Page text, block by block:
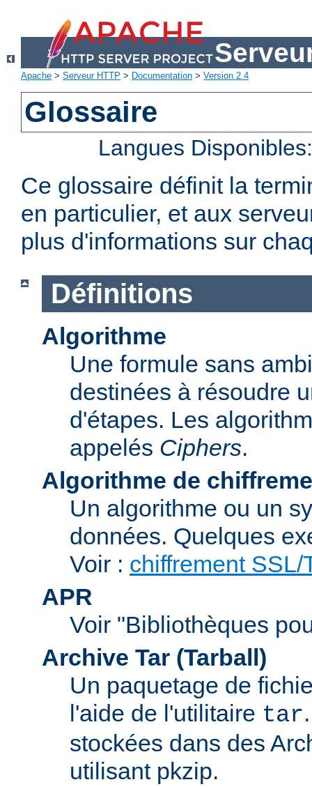
Apache > Serveur HTTP > Documentation > Version 2.4
Glossaire
Langues
Ce glossaire définit la
en particulier, et aux
plus d'informations sur
Définitions
Algorithme
Une formule sans
destinées à résoudre
d'étapes. Les
appelés Ciphers.
Algorithme de
Un algorithme ou un
données. Quelques
Voir : chiffrement SSL/
APR
Voir "Bibliothèques
Archive Tar (Tarball)
Un paquetage de
l'aide de l'utilitaire tar
stockées dans des
utilisant pkzip.